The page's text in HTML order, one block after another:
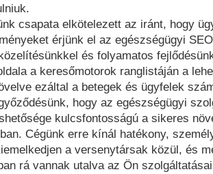
csapata elkötelezett az iránt, hogy
érjünk el az egészségügyi
és folyamatos
a keresőmotorok ranglistáján a
ezáltal a betegek és ügyfelek
hogy az egészségügyi
kulcsfontosságú a sikeres
Cégünk erre kínál hatékony,
a versenytársak közül, és
rá vannak utalva az Ön